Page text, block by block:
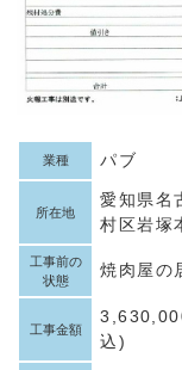
業種 パブ
所在地
愛知県名
村区岩塚
工事前の
状態
焼肉屋の
工事金額
込)